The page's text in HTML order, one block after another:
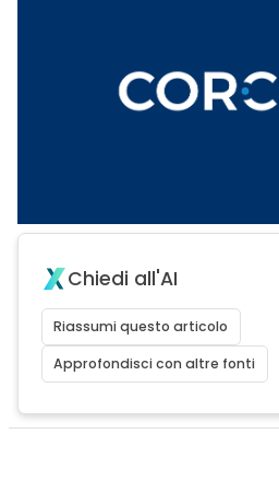
Chiedi all'AI
Riassumi questo articolo
Approfondisci con altre fonti